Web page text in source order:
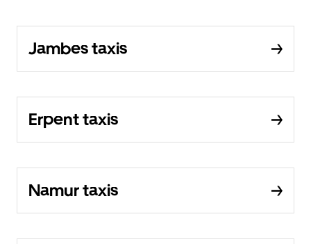
Jambes taxis
Erpent taxis
Namur taxis